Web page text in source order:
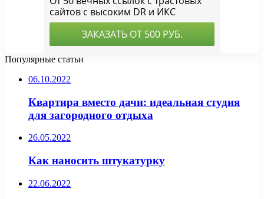
Популярные статьи
06.10.2022
Квартира вместо дачи: идеальная студия
для загородного отдыха
26.05.2022
Как наносить штукатурку
22.06.2022